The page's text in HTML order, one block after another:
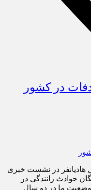
هادیانفر در نشست خبری
حوادث رانندگی در
ما در دو سال